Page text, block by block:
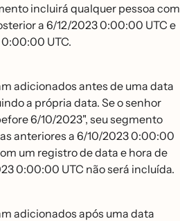
incluirá qualquer pessoa com
a 6/12/2023 0:00:00 UTC e
UTC.
adicionados antes de uma data
a própria data. Se o senhor
6/10/2023", seu segmento
anteriores a 6/10/2023 0:00:00
um registro de data e hora de
0:00:00 UTC não será incluída.
adicionados após uma data